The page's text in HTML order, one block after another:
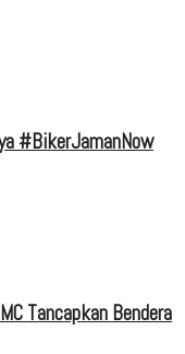
#BikerJamanNow
Tancapkan Bendera